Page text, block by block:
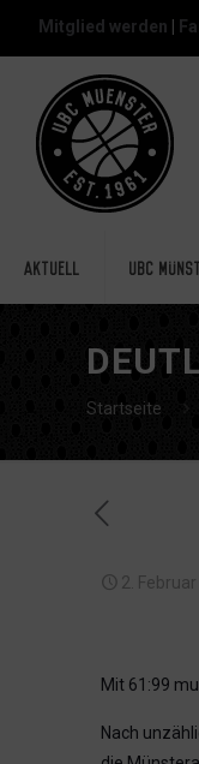
Mitglied werden
Aktuell UBC
Startseite
2.
Mit 61:99
Nach